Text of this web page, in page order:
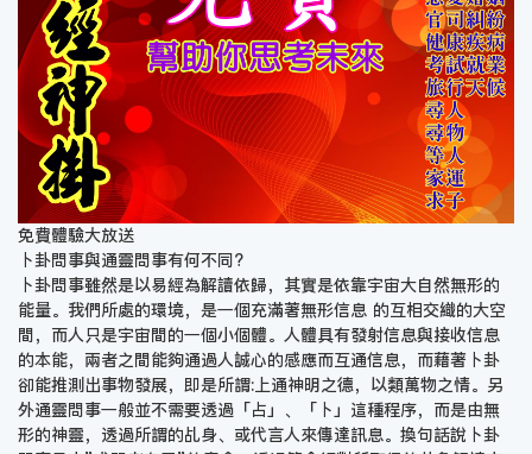
免費體驗大放送
卜卦問事與通靈問事有何不同?
卜卦問事雖然是以易經為解讀依歸，其實是依靠宇宙大自然無形的
能量。我們所處的環境，是一個充滿著無形信息 的互相交織的大空
間，而人只是宇宙間的一個小個體。人體具有發射信息與接收信息
的本能，兩者之間能夠通過人誠心的感應而互通信息，而藉著卜卦
卻能推測出事物發展，即是所謂:上通神明之德，以類萬物之情。另
外通靈問事一般並不需要透過「占」、「卜」這種程序，而是由無
形的神靈，透過所謂的乩身、或代言人來傳達訊息。換句話說卜卦